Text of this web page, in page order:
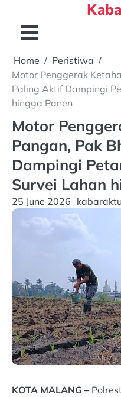
content
Home
Peristiwa
Motor Penggerak
Paling Aktif Dampingi
hingga Panen
Motor
Pangan, Pak
Dampingi
Survei Lahan
25 June 2026
KOTA MALANG –